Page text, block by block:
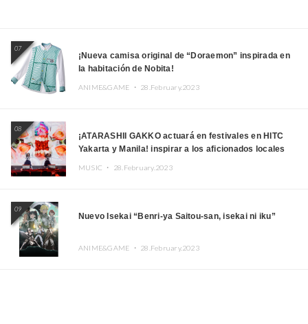
07
¡Nueva camisa original de “Doraemon” inspirada en
la habitación de Nobita!
ANIME&GAME ・ 28.February.2023
08
¡ATARASHII GAKKO actuará en festivales en HITC
Yakarta y Manila! inspirar a los aficionados locales
MUSIC ・ 28.February.2023
09
Nuevo Isekai “Benri-ya Saitou-san, isekai ni iku”
ANIME&GAME ・ 28.February.2023